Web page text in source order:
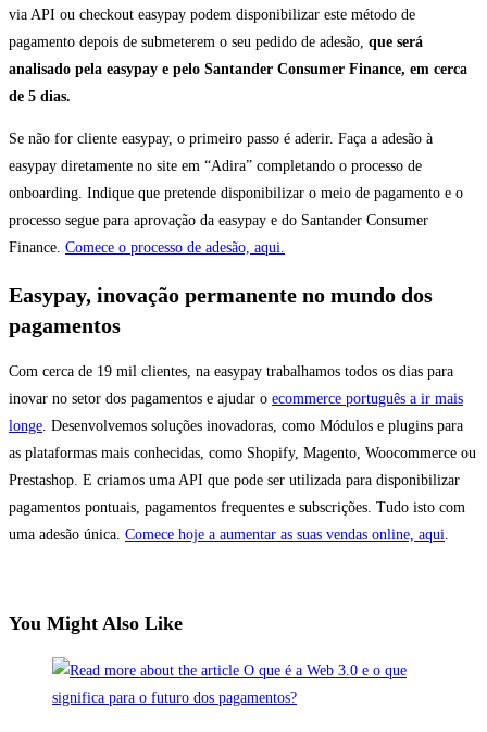
via API ou checkout easypay podem disponibilizar este método de
pagamento depois de submeterem o seu pedido de adesão, que será
analisado pela easypay e pelo Santander Consumer Finance, em cerca
de 5 dias.
Se não for cliente easypay, o primeiro passo é aderir. Faça a adesão à
easypay diretamente no site em “Adira” completando o processo de
onboarding. Indique que pretende disponibilizar o meio de pagamento e o
processo segue para aprovação da easypay e do Santander Consumer
Finance. Comece o processo de adesão, aqui.
Easypay, inovação permanente no mundo dos
pagamentos
Com cerca de 19 mil clientes, na easypay trabalhamos todos os dias para
inovar no setor dos pagamentos e ajudar o ecommerce português a ir mais
longe. Desenvolvemos soluções inovadoras, como Módulos e plugins para
as plataformas mais conhecidas, como Shopify, Magento, Woocommerce ou
Prestashop. E criamos uma API que pode ser utilizada para disponibilizar
pagamentos pontuais, pagamentos frequentes e subscrições. Tudo isto com
uma adesão única. Comece hoje a aumentar as suas vendas online, aqui.
You Might Also Like